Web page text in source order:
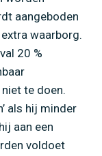
aangeboden
waarborg.
20 %
te doen.
als hij minder
aan een
voldoet